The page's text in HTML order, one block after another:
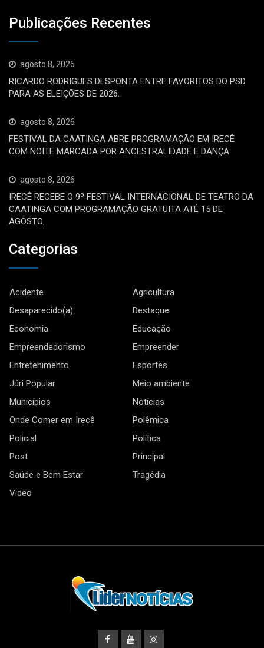
Publicações Recentes
agosto 8, 2026
RICARDO RODRIGUES DESPONTA ENTRE FAVORITOS DO PSD
PARA AS ELEIÇÕES DE 2026.
agosto 8, 2026
FESTIVAL DA CAATINGA ABRE PROGRAMAÇÃO EM IRECÊ
COM NOITE MARCADA POR ANCESTRALIDADE E DANÇA.
agosto 8, 2026
IRECÊ RECEBE O 9º FESTIVAL INTERNACIONAL DE TEATRO DA
CAATINGA COM PROGRAMAÇÃO GRATUITA ATÉ 15 DE
AGOSTO.
Categorias
Acidente
Agricultura
Desaparecido(a)
Destaque
Economia
Educação
Empreendedorismo
Empreender
Entretenimento
Esportes
Júri Popular
Meio ambiente
Municípios
Notícias
Onde Comer em Irecê
Polêmica
Policial
Política
Post
Principal
Saúde e Bem Estar
Tragédia
Video